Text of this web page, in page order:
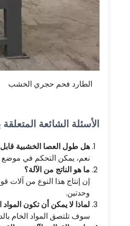
الطارد فحم حجري الخشب
الأسئلة الشائعة
هل طول العصا الخشبية قابل
نعم، يمكن التحكم في موضع
ما هو الناتج من الآلة؟
وحدتين.
لماذا لا يمكن أن تكون
سوف تلتصق المواد الخام